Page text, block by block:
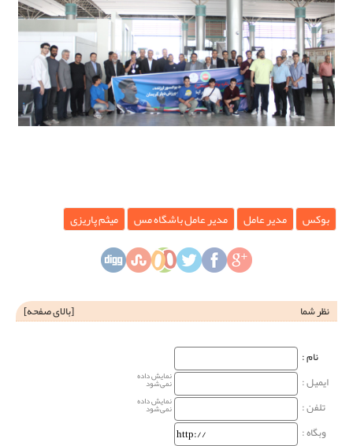
بوکس مدیر عامل مدیر عامل باشگاه مس میثم پاریزی
نظر شما [بالای صفحه]
نام‌ :
ایمیل :
نمایش داده
نمی‌شود
تلفن : نمایش داده
نمی‌شود
وبگاه‌ :